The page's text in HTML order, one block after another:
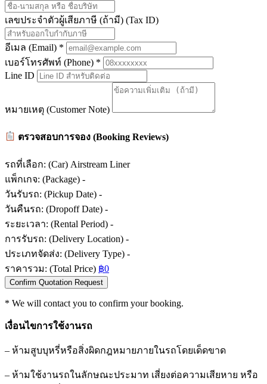
เลขประจำตัวผู้เสียภาษี (ถ้ามี) (Tax ID)
อีเมล (Email) *
เบอร์โทรศัพท์ (Phone) *
Line ID
หมายเหตุ (Customer Note)
ตรวจสอบการจอง (Booking Reviews)
รถที่เลือก: (Car) Airstream Liner
แพ็กเกจ: (Package) -
วันรับรถ: (Pickup Date) -
วันคืนรถ: (Dropoff Date) -
ระยะเวลา: (Rental Period) -
การรับรถ: (Delivery Location) -
ประเภทจัดส่ง: (Delivery Type) -
ราคารวม: (Total Price) ฿0
Confirm Quotation Request
* We will contact you to confirm your booking.
เงื่อนไขการใช้งานรถ
– ห้ามสูบบุหรี่หรือสิ่งผิดกฎหมายภายในรถโดยเด็ดขาด
– ห้ามใช้งานรถในลักษณะประมาท เสี่ยงต่อความเสียหาย หรือ